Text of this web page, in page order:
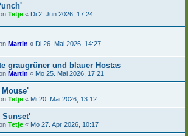
Tetje « Di 2. Jun 2026, 17:24
Martin « Di 26. Mai 2026, 14:27
graugrüner und blauer Hostas
Martin « Mo 25. Mai 2026, 17:21
Tetje « Mi 20. Mai 2026, 13:12
Sunset'
Tetje « Mo 27. Apr 2026, 10:17